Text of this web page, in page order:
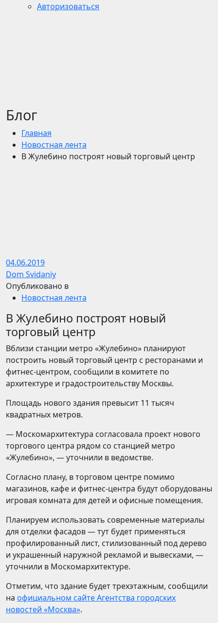
Авторизоваться
Блог
Главная
Новостная лента
В Жулебино построят новый торговый центр
04.06.2019
Dom Svidaniy
Опубликовано в
Новостная лента
В Жулебино построят новый
торговый центр
Вблизи станции метро «Жулебино» планируют
построить новый торговый центр с ресторанами и
фитнес-центром, сообщили в комитете по
архитектуре и градостроительству Москвы.
Площадь нового здания превысит 11 тысяч
квадратных метров.
— Москомархитектура согласовала проект нового
торгового центра рядом со станцией метро
«Жулебино», — уточнили в ведомстве.
Согласно плану, в торговом центре помимо
магазинов, кафе и фитнес-центра будут оборудованы
игровая комната для детей и офисные помещения.
Планируем использовать современные материалы
для отделки фасадов — тут будет применяться
профилированный лист, стилизованный под дерево
и украшенный наружной рекламой и вывесками, —
уточнили в Москомархитектуре.
Отметим, что здание будет трехэтажным, сообщили
на официальном сайте Агентства городских
новостей «Москва».